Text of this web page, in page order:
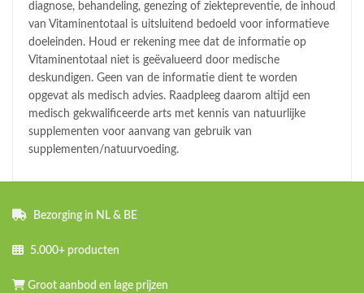
diagnose, behandeling, genezing of ziektepreventie, de inhoud
van Vitaminentotaal is uitsluitend bedoeld voor informatieve
doeleinden. Houd er rekening mee dat de informatie op
Vitaminentotaal niet is geëvalueerd door medische
deskundigen. Geen van de informatie dient te worden
opgevat als medisch advies. Raadpleeg daarom altijd een
medisch gekwalificeerde arts met kennis van natuurlijke
supplementen voor aanvang van gebruik van
supplementen/natuurvoeding.
Bezorging in NL & BE
5.000+ producten
Groot aanbod en lage prijzen